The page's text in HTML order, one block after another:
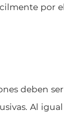
por
deben
Al